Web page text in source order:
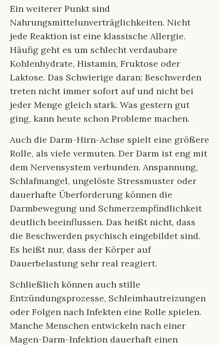
Ein weiterer Punkt sind
Nahrungsmittelunverträglichkeiten. Nicht
jede Reaktion ist eine klassische Allergie.
Häufig geht es um schlecht verdaubare
Kohlenhydrate, Histamin, Fruktose oder
Laktose. Das Schwierige daran: Beschwerden
treten nicht immer sofort auf und nicht bei
jeder Menge gleich stark. Was gestern gut
ging, kann heute schon Probleme machen.
Auch die Darm-Hirn-Achse spielt eine größere
Rolle, als viele vermuten. Der Darm ist eng mit
dem Nervensystem verbunden. Anspannung,
Schlafmangel, ungelöste Stressmuster oder
dauerhafte Überforderung können die
Darmbewegung und Schmerzempfindlichkeit
deutlich beeinflussen. Das heißt nicht, dass
die Beschwerden psychisch eingebildet sind.
Es heißt nur, dass der Körper auf
Dauerbelastung sehr real reagiert.
Schließlich können auch stille
Entzündungsprozesse, Schleimhautreizungen
oder Folgen nach Infekten eine Rolle spielen.
Manche Menschen entwickeln nach einer
Magen-Darm-Infektion dauerhaft einen